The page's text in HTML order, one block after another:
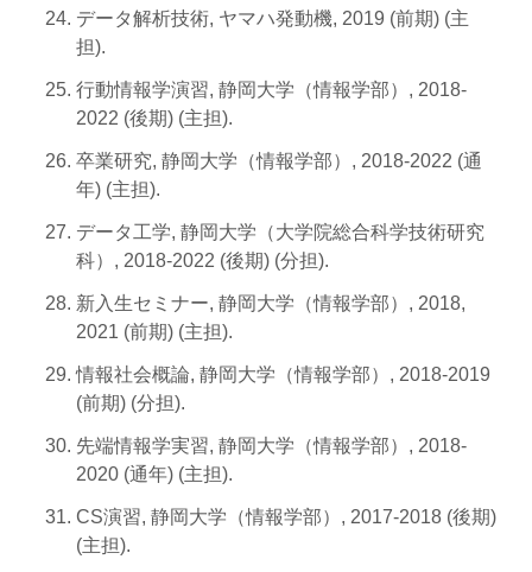
データ解析技術, ヤマハ発動機, 2019 (前期) (主
担).
行動情報学演習, 静岡大学（情報学部）, 2018-
2022 (後期) (主担).
卒業研究, 静岡大学（情報学部）, 2018-2022 (通
年) (主担).
データ工学, 静岡大学（大学院総合科学技術研究
科）, 2018-2022 (後期) (分担).
新入生セミナー, 静岡大学（情報学部）, 2018,
2021 (前期) (主担).
情報社会概論, 静岡大学（情報学部）, 2018-2019
(前期) (分担).
先端情報学実習, 静岡大学（情報学部）, 2018-
2020 (通年) (主担).
CS演習, 静岡大学（情報学部）, 2017-2018 (後期)
(主担).